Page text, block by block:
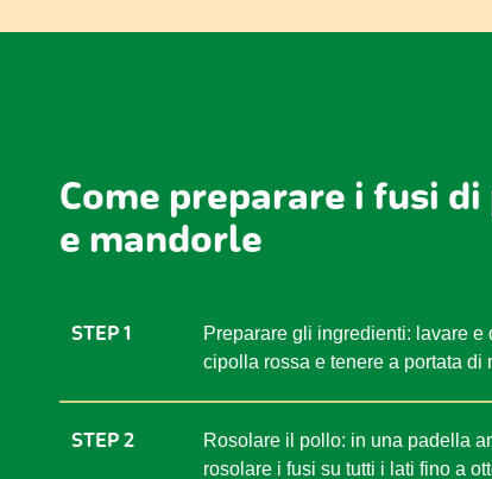
Come preparare i fusi
e mandorle
STEP 1
Preparare gli ingredienti: lavare
cipolla rossa e tenere a portata
STEP 2
Rosolare il pollo: in una padella
rosolare i fusi su tutti i lati fino a